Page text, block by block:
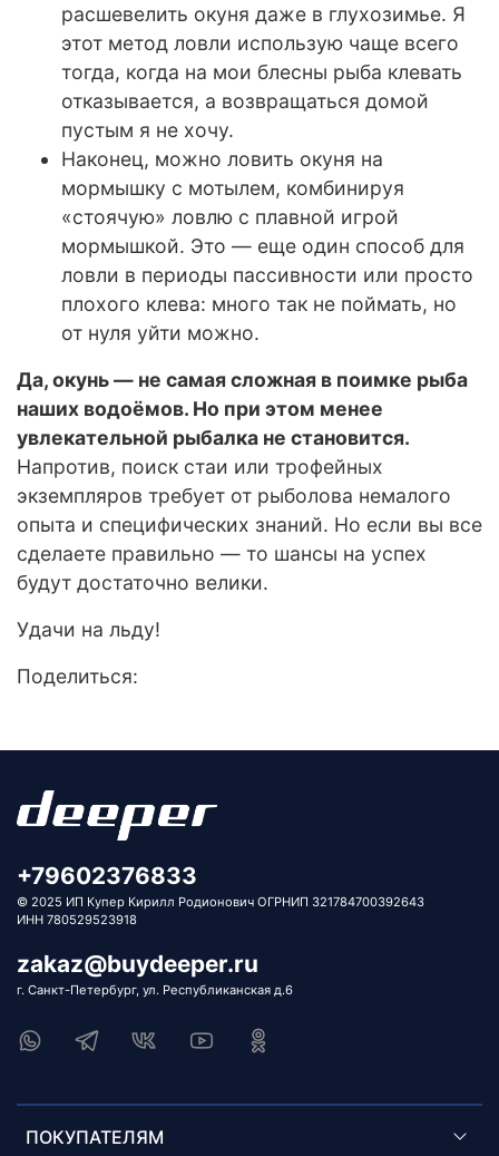
расшевелить окуня даже в глухозимье. Я
этот метод ловли использую чаще всего
тогда, когда на мои блесны рыба клевать
отказывается, а возвращаться домой
пустым я не хочу.
Наконец, можно ловить окуня на
мормышку с мотылем, комбинируя
«стоячую» ловлю с плавной игрой
мормышкой. Это — еще один способ для
ловли в периоды пассивности или просто
плохого клева: много так не поймать, но
от нуля уйти можно.
Да, окунь — не самая сложная в поимке рыба
наших водоёмов. Но при этом менее
увлекательной рыбалка не становится.
Напротив, поиск стаи или трофейных
экземпляров требует от рыболова немалого
опыта и специфических знаний. Но если вы все
сделаете правильно — то шансы на успех
будут достаточно велики.
Удачи на льду!
Поделиться:
ПОКУПАТЕЛЯМ
+79602376833
© 2025 ИП Купер Кирилл Родионович ОГРНИП 321784700392643
ИНН 780529523918
zakaz@buydeeper.ru
г. Санкт-Петербург, ул. Республиканская д.6